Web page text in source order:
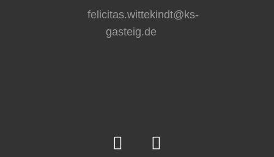
felicitas.wittekindt@ks-
gasteig.de